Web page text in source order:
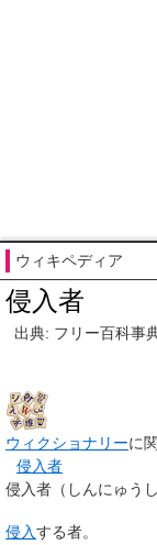
ウィキペディア
侵入者
出典: フリー百科事
ウィクショナリーに
侵入者
侵入者 （しんにゅう
侵入する者。